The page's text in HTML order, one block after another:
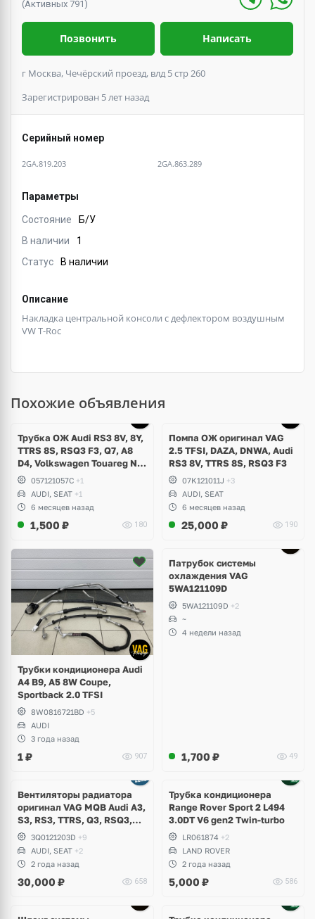
(Активных 791)
Позвонить Написать
г Москва, Чечёрский проезд, влд 5 стр 260
Зарегистрирован 5 лет назад
Серийный номер
2GA.819.203 2GA.863.289
Параметры
Состояние
Б/У
В наличии
1
Статус
В наличии
Описание
Накладка центральной консоли с дефлектором воздушным
VW T-Roc
Похожие объявления
Трубка ОЖ Audi RS3 8V, 8Y,
TTRS 8S, RSQ3 F3, Q7, A8
D4, Volkswagen Touareg NF,
Seat Formentor Cupra 2.5
TFSI DAZA, DNWA, CZGB
057121057C +1
AUDI, SEAT +1
6 месяцев назад
1,500 ₽ 180
Помпа ОЖ оригинал VAG
2.5 TFSI, DAZA, DNWA, Audi
RS3 8V, TTRS 8S, RSQ3 F3
07K121011J +3
AUDI, SEAT
6 месяцев назад
25,000 ₽ 190
Трубки кондиционера Audi
A4 B9, A5 8W Coupe,
Sportback 2.0 TFSI
8W0816721BD +5
AUDI
3 года назад
1₽ 907
Патрубок системы
охлаждения VAG
5WA121109D
5WA121109D +2
~
4 недели назад
1,700 ₽ 49
Вентиляторы радиатора
оригинал VAG MQB Audi A3,
S3, RS3, TTRS, Q3, RSQ3,
Volkswagen Tiguan 2,
Allspace, Arteon, Passat B8,
Multivan, Transporter T6,
Skoda Kodiaq, Karoq,
Superb
3Q0121203D +9
AUDI, SEAT +2
2 года назад
30,000 ₽ 658
Трубка кондиционера
Range Rover Sport 2 L494
3.0DT V6 gen2 Twin-turbo
LR061874 +2
LAND ROVER
2 года назад
5,000 ₽ 586